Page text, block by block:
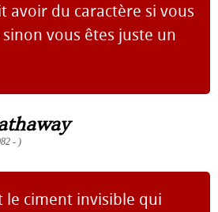
avoir du caractère si vous
vous êtes juste un
- )
le ciment invisible qui